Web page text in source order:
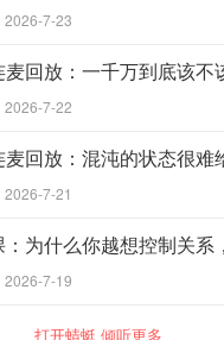
2026-7-23
2026-7-22
2026-7-21
2026-7-19
打开蜻蜓 倾听更多